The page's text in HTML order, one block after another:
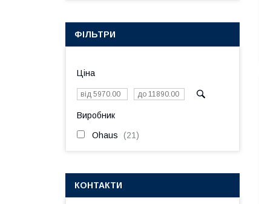
ФІЛЬТРИ
Ціна
Виробник
Ohaus 21
КОНТАКТИ